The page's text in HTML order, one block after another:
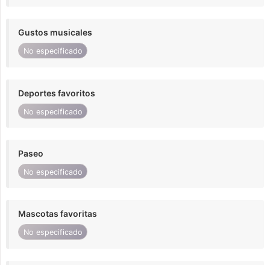
Gustos musicales
No especificado
Deportes favoritos
No especificado
Paseo
No especificado
Mascotas favoritas
No especificado